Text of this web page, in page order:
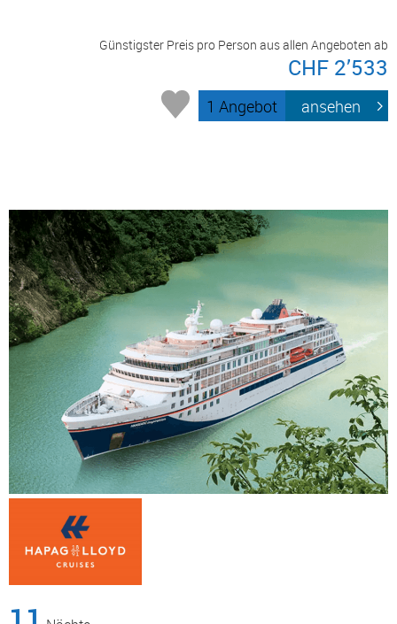
Günstigster Preis pro Person aus allen Angeboten ab
CHF 2’533
1 Angebot ansehen